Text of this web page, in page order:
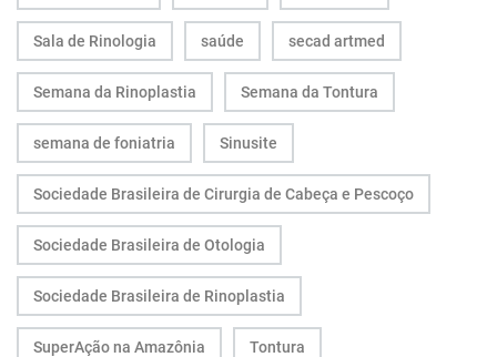
Sala de Rinologia saúde secad artmed
Semana da Rinoplastia Semana da Tontura
semana de foniatria Sinusite
Sociedade Brasileira de Cirurgia de Cabeça e Pescoço
Sociedade Brasileira de Otologia
Sociedade Brasileira de Rinoplastia
SuperAção na Amazônia Tontura